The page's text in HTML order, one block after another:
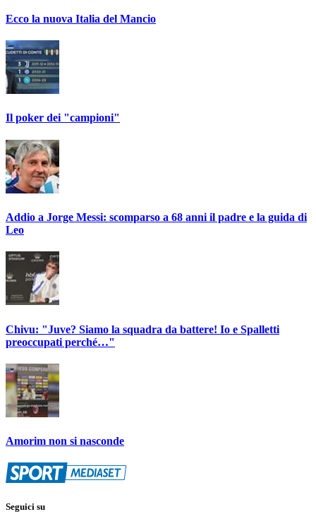
Ecco la nuova Italia del Mancio
Il poker dei "campioni"
Addio a Jorge Messi: scomparso a 68 anni il padre e la guida di
Leo
Chivu: "Juve? Siamo la squadra da battere! Io e Spalletti
preoccupati perché…"
Amorim non si nasconde
Seguici su